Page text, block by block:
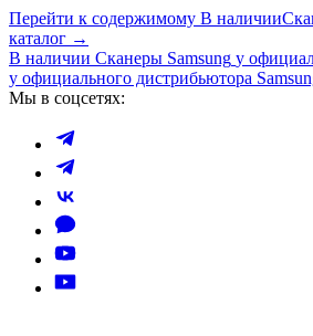
Перейти к содержимому В наличии
каталог →
В наличии Сканеры Samsung у
у официального дистрибьютора
Мы в соцсетях: